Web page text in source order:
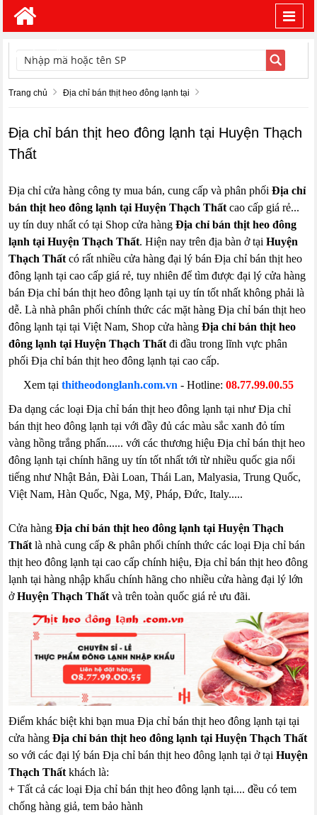
TÌM KIẾM
Trang chủ Địa chỉ bán thịt heo đông lạnh tại
Địa chỉ bán thịt heo đông lạnh tại Huyện Thạch
Thất
Địa chỉ cửa hàng công ty mua bán, cung cấp và phân phốiĐịa chỉ
bán thịt heo đông lạnh tại Huyện Thạch Thất cao cấp giá rẻ...
uy tín duy nhất có tại Shop cửa hàngĐịa chỉ bán thịt heo đông
lạnh tại Huyện Thạch Thất. Hiện nay trên địa bàn ở tạiHuyện
Thạch Thất có rất nhiều cửa hàng đại lý bán Địa chỉ bán thịt heo
đông lạnh tại cao cấp giá rẻ, tuy nhiên để tìm được đại lý cửa hàng
bán Địa chỉ bán thịt heo đông lạnh tại uy tín tốt nhất không phải là
dễ. Là nhà phân phối chính thức các mặt hàng Địa chỉ bán thịt heo
đông lạnh tại tại Việt Nam, Shop cửa hàngĐịa chỉ bán thịt heo
đông lạnh tại Huyện Thạch Thất đi đầu trong lĩnh vực phân
phối Địa chỉ bán thịt heo đông lạnh tại cao cấp.
Xem tại thitheodonglanh.com.vn - Hotline: 08.77.99.00.55
Đa dạng các loại Địa chỉ bán thịt heo đông lạnh tại như Địa chỉ
bán thịt heo đông lạnh tại với đầy đủ các màu sắc xanh đỏ tím
vàng hồng trắng phấn...... với các thương hiệu Địa chỉ bán thịt heo
đông lạnh tại chính hãng uy tín tốt nhất tới từ nhiều quốc gia nổi
tiếng như Nhật Bản, Đài Loan, Thái Lan, Malyasia, Trung Quốc,
Việt Nam, Hàn Quốc, Nga, Mỹ, Pháp, Đức, Italy.....
Cửa hàngĐịa chỉ bán thịt heo đông lạnh tại Huyện Thạch
Thất là nhà cung cấp & phân phối chính thức các loại Địa chỉ bán
thịt heo đông lạnh tại cao cấp chính hiệu, Địa chỉ bán thịt heo đông
lạnh tại hàng nhập khẩu chính hãng cho nhiều cửa hàng đại lý lớn
ởHuyện Thạch Thất và trên toàn quốc giá rẻ ưu đãi.
Điểm khác biệt khi bạn mua Địa chỉ bán thịt heo đông lạnh tại tại
cửa hàngĐịa chỉ bán thịt heo đông lạnh tại Huyện Thạch Thất
so với các đại lý bán Địa chỉ bán thịt heo đông lạnh tại ở tạiHuyện
Thạch Thấtkhách là:
+ Tất cả các loại Địa chỉ bán thịt heo đông lạnh tại.... đều có tem
chống hàng giả, tem bảo hành